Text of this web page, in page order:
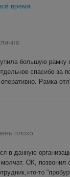
время
большую рамку
спасибо за
Рамка
плохо
в данную
ОК, позвонил
то